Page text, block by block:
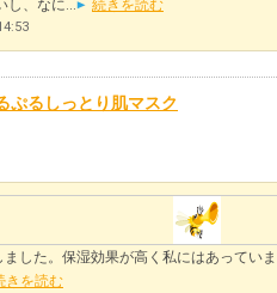
し、なに...
続きを読む
ぷるしっとり肌マスク
した。保湿効果が高く私にはあってい
きを読む